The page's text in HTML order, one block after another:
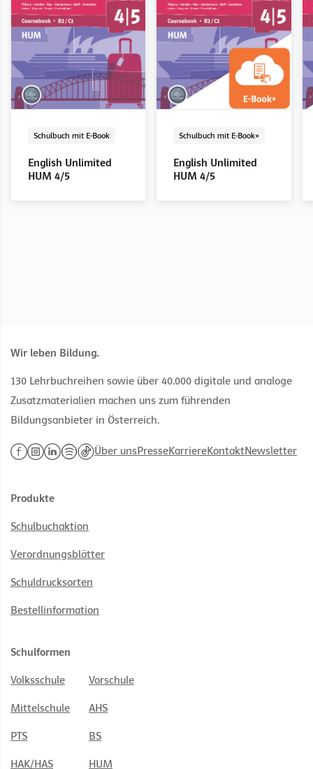
Schulbuch mit E-Book
English Unlimited
HUM 4/5
Schulbuch mit E-Book+
English Unlimited
HUM 4/5
HAK 3
HAK 4/5
HAK 3
Teacher's Book
HAK 4/5
Teacher's Book
HAK 3
HAK 4/5
Wir leben Bildung.
130 Lehrbuchreihen sowie über 40.000 digitale und analoge
Zusatzmaterialien machen uns zum führenden
Bildungsanbieter in Österreich.
Über unsPresseKarriereKontaktNewsletter
Produkte
Schulbuchaktion
Verordnungsblätter
Schuldrucksorten
Bestellinformation
Schulformen
Volksschule Vorschule
Mittelschule AHS
PTS BS
HAK/HAS HUM